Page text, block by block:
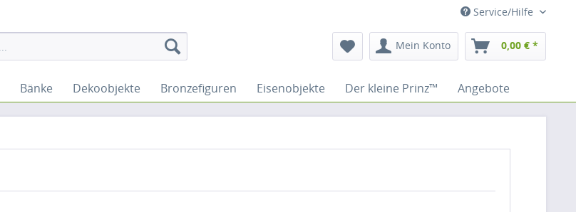
Service/Hilfe
Mein Konto 0,00 € *
Bänke Dekoobjekte Bronzefiguren Eisenobjekte Der kleine Prinz™ Angebote